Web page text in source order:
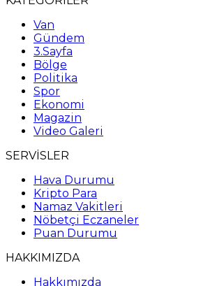
Van
Gündem
3.Sayfa
Bölge
Politika
Spor
Ekonomi
Magazin
Video Galeri
SERVİSLER
Hava Durumu
Kripto Para
Namaz Vakitleri
Nöbetçi Eczaneler
Puan Durumu
HAKKIMIZDA
Hakkımızda